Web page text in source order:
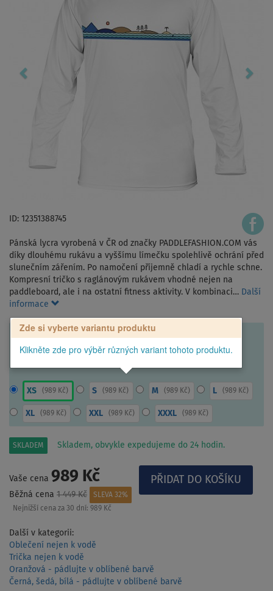
ID: 12351388745
Pánská lycra vyrobená v ČR od značky PADDLEFASHION.COM vás
díky dlouhému rukávu a vyššímu límečku spolehlivě ochrání před
slunečním zářením. Po namočení příjemně chladí a rychle schne.
Kompresní tričko s raglánovým rukávem vhodné nejen na
paddleboard, ale i na ostatní fitness aktivity. V kombinaci… Další
informace
Zde si vyberte variantu produktu
Klikněte zde pro výběr různých variant tohoto produktu.
XS (989 Kč) S (989 Kč) M (989 Kč) L (989 Kč)
XL (989 Kč) XXL (989 Kč) XXXL (989 Kč)
SKLADEM Skladem, obvykle expedujeme do 24 hodin.
Vaše cena 989 Kč
Běžná cena 1 449 Kč
SLEVA 32%
Nejnižší cena za 30 dní: 989 Kč
Další v kategorii:
Oblečení nejen k vodě
Trička nejen k vodě
Oranžová - pádlujte v oblíbené barvě
Černá, šedá, bílá - pádlujte v oblíbené barvě